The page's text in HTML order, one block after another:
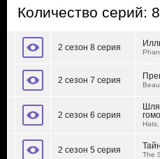
Количество серий: 8
2 сезон 8 серия
2 сезон 7 серия
2 сезон 6 серия
2 сезон 5 серия The